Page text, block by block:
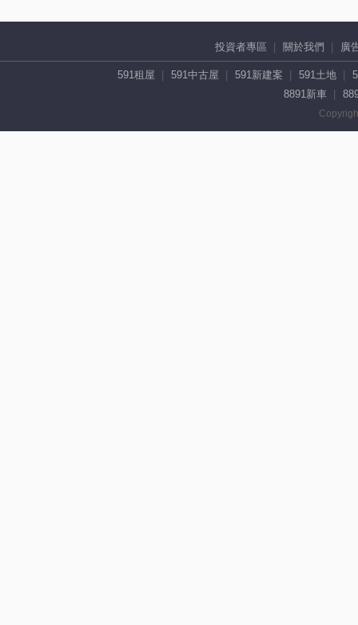
投資者專區 關於我們 廣
591租屋 591中古屋 591新建案 591土地
8891新車